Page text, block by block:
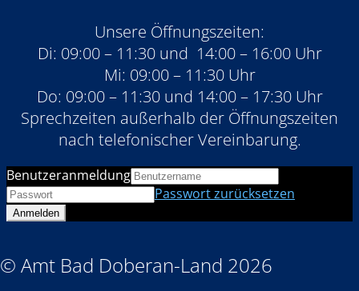
Unsere Öffnungszeiten:
Di: 09:00 – 11:30 und 14:00 – 16:00 Uhr
Mi: 09:00 – 11:30 Uhr
Do: 09:00 – 11:30 und 14:00 – 17:30 Uhr
Sprechzeiten außerhalb der Öffnungszeiten
nach telefonischer Vereinbarung.
© Amt Bad Doberan-Land 2026
Benutzeranmeldung
Passwort zurücksetzen